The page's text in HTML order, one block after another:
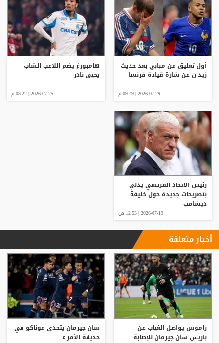
أول تعليق من مبابي بعد حديث
زيدان عن شارة قيادة فرنسا
2026-07-29 | 09:49 م
هامبورغ يضم اللاعب الشاب
يحيى نادر
2026-07-25 | 08:22 م
رئيس الاتحاد الفرنسي يدلي
بتصريحات جديدة حول خليفة
ديشامب
2026-07-19 | 12:53 ص
أخبار متعلقة
راموس يواصل الغياب عن
باريس سان جيرمان للإصابة
سان جيرمان يتحدى موناكو في
حديقة الأمراء